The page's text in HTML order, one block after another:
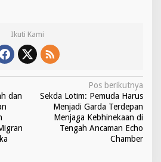
Ikuti Kami
dan
Pos berikutnya
Sekda Lotim: Pemuda Harus
Menjadi Garda Terdepan
Menjaga Kebhinekaan di
Tengah Ancaman Echo
Chamber